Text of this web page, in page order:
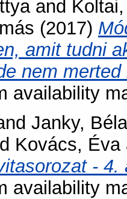
and
(2017)
amit tudni
nem
availability
Janky, Béla
Kovács, Éva
-
availability